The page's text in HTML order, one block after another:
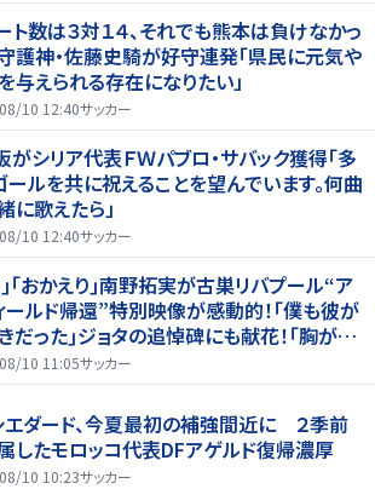
ト数は３対１４、それでも熊本は負けなかっ
神・佐藤史騎が好守連発「県民に元気や
与えられる存在になりたい」
10 12:40サッカー
がシリア代表ＦＷパブロ・サバック獲得「多
ールを共に祝えることを望んでいます。何曲
に歌えたら」
10 12:40サッカー
｣｢おかえり｣南野拓実が古巣リバプール“ア
ールド帰還”特別映像が感動的！｢僕も彼が
だった｣ジョタの追悼碑にも献花！｢胸が熱
ます…｣
10 11:05サッカー
エダード、今夏最初の補強間近に ２季前
したモロッコ代表DFアゲルド復帰濃厚
10 10:23サッカー